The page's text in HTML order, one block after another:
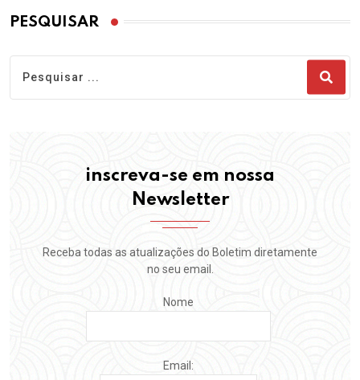
PESQUISAR
inscreva-se em nossa
Newsletter
Receba todas as atualizações do Boletim diretamente
no seu email.
Nome
Email: